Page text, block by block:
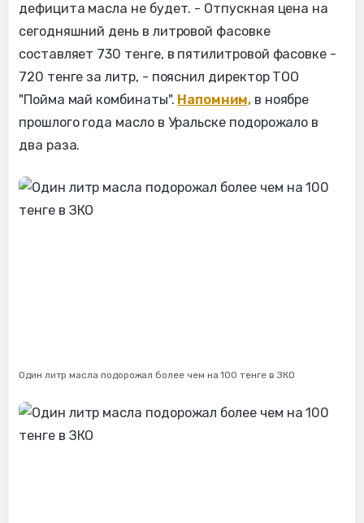
дефицита масла не будет. - Отпускная цена на
сегодняшний день в литровой фасовке
составляет 730 тенге, в пятилитровой фасовке -
720 тенге за литр, - пояснил директор ТОО
"Пойма май комбинаты". Напомним,в ноябре
прошлого года масло в Уральске подорожало в
два раза.
Один литр масла подорожал более чем на 100 тенге в ЗКО